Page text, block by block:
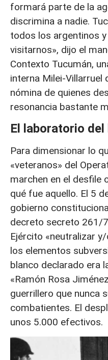
formará parte de la
discrimina a nadie.
todos los argentinos
visitarnos», dijo el
Contexto Tucumán,
interna Milei-Villarruel
nómina de quienes
resonancia bastante
El laboratorio
Para dimensionar lo
«veteranos» del
marchen en el desfile
qué fue aquello. El 5
gobierno
decreto secreto 261/
Ejército «neutralizar
los elementos
blanco declarado era
«Ramón Rosa
guerrillero que nunca
combatientes. El
unos 5.000 efectivos.